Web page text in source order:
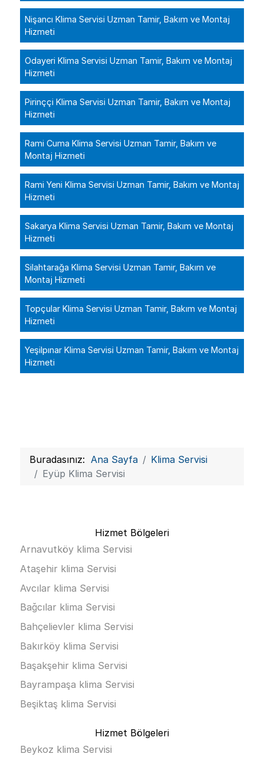
Nişancı Klima Servisi Uzman Tamir, Bakım ve Montaj
Hizmeti
Odayeri Klima Servisi Uzman Tamir, Bakım ve Montaj
Hizmeti
Pirinççi Klima Servisi Uzman Tamir, Bakım ve Montaj
Hizmeti
Rami Cuma Klima Servisi Uzman Tamir, Bakım ve
Montaj Hizmeti
Rami Yeni Klima Servisi Uzman Tamir, Bakım ve Montaj
Hizmeti
Sakarya Klima Servisi Uzman Tamir, Bakım ve Montaj
Hizmeti
Silahtarağa Klima Servisi Uzman Tamir, Bakım ve
Montaj Hizmeti
Topçular Klima Servisi Uzman Tamir, Bakım ve Montaj
Hizmeti
Yeşilpınar Klima Servisi Uzman Tamir, Bakım ve Montaj
Hizmeti
Buradasınız: Ana Sayfa
Klima Servisi
Eyüp Klima Servisi
Hizmet Bölgeleri
Arnavutköy klima Servisi
Ataşehir klima Servisi
Avcılar klima Servisi
Bağcılar klima Servisi
Bahçelievler klima Servisi
Bakırköy klima Servisi
Başakşehir klima Servisi
Bayrampaşa klima Servisi
Beşiktaş klima Servisi
Hizmet Bölgeleri
Beykoz klima Servisi